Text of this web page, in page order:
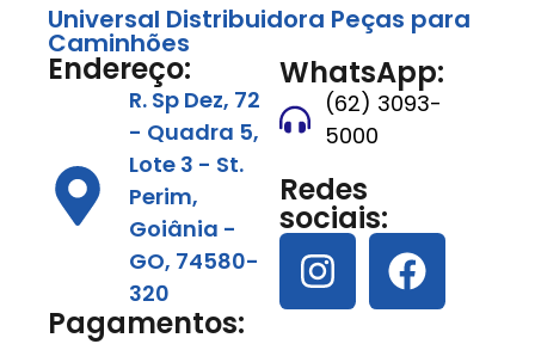
Universal Distribuidora Peças para
Caminhões
Endereço:
R. Sp Dez, 72
- Quadra 5,
Lote 3 - St.
Perim,
Goiânia -
GO, 74580-
320
Pagamentos:
WhatsApp:
(62) 3093-
5000
Redes
sociais: